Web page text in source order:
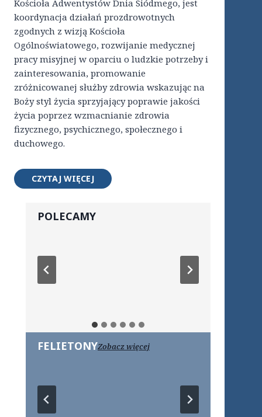
Kościoła Adwentystów Dnia Siódmego, jest
koordynacja działań prozdrowotnych
zgodnych z wizją Kościoła
Ogólnoświatowego, rozwijanie medycznej
pracy misyjnej w oparciu o ludzkie potrzeby i
zainteresowania, promowanie
zróżnicowanej służby zdrowia wskazując na
Boży styl życia sprzyjający poprawie jakości
życia poprzez wzmacnianie zdrowia
fizycznego, psychicznego, społecznego i
duchowego.
CZYTAJ WIĘCEJ
POLECAMY
FELIETONYZobacz więcej